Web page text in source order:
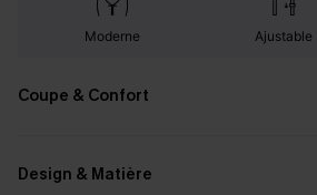
Moderne Ajustable
Coupe & Confort
Design & Matière